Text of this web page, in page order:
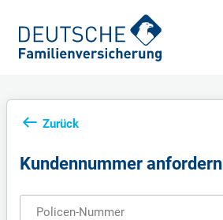
Zurück
Kundennummer anfordern
Policen-Nummer